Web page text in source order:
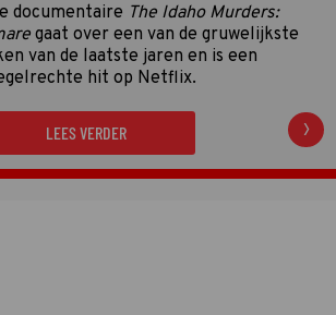
documentaire The Idaho Murders:
gaat over een van de gruwelijkste
van de laatste jaren en is een
hit op Netflix.
LEES VERDER